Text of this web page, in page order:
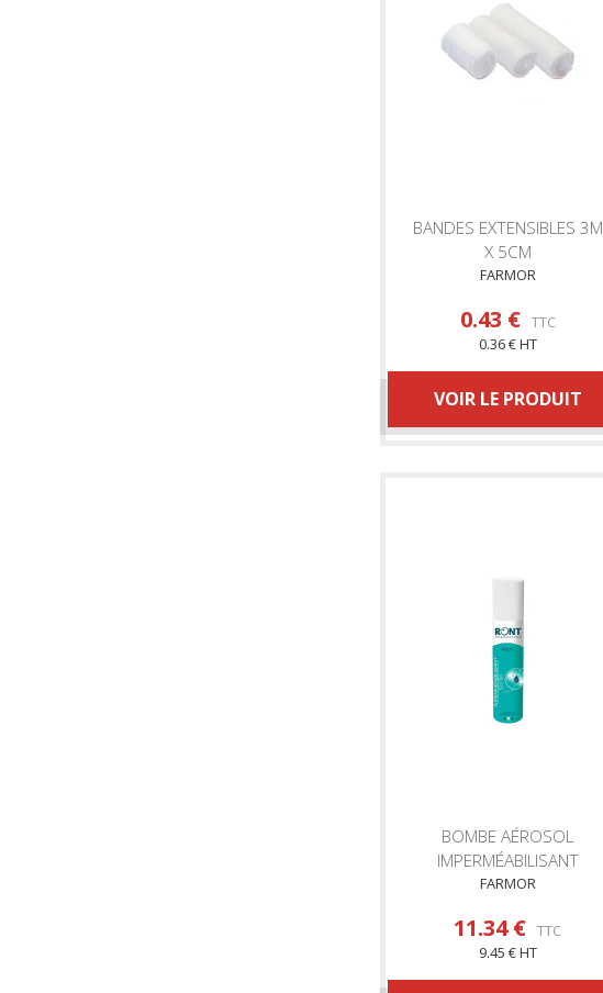
BANDES EXTENSIBLES 3M
X 5CM
FARMOR
0.43 € TTC
0.36 € HT
VOIR LE PRODUIT
BOMBE AÉROSOL
IMPERMÉABILISANT
FARMOR
11.34 € TTC
9.45 € HT